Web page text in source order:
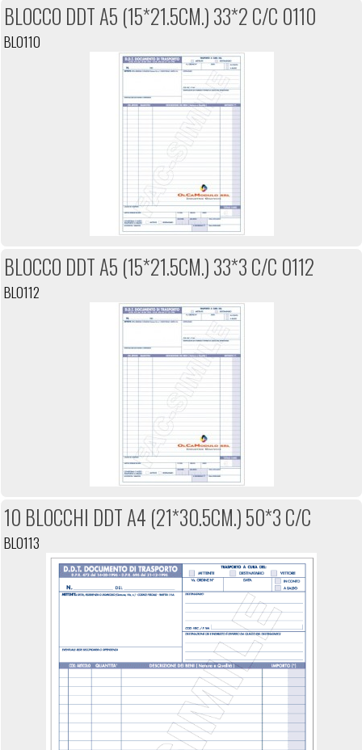
BLOCCO DDT A5 (15*21.5CM.) 33*2 C/C 0110
BL0110
BLOCCO DDT A5 (15*21.5CM.) 33*3 C/C 0112
BL0112
10 BLOCCHI DDT A4 (21*30.5CM.) 50*3 C/C
BL0113